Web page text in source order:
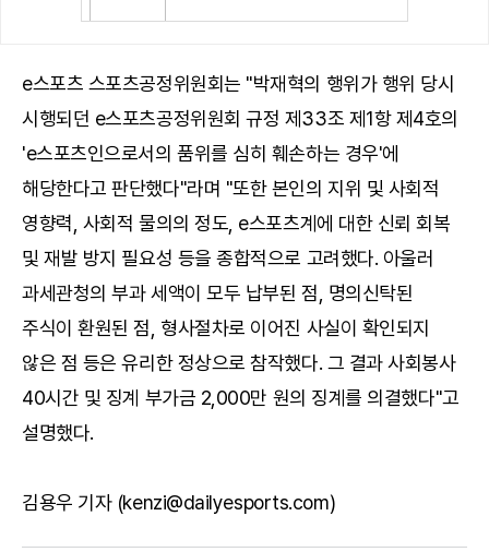
e스포츠 스포츠공정위원회는 "박재혁의 행위가 행위 당시
시행되던 e스포츠공정위원회 규정 제33조 제1항 제4호의
'e스포츠인으로서의 품위를 심히 훼손하는 경우'에
해당한다고 판단했다"라며 "또한 본인의 지위 및 사회적
영향력, 사회적 물의의 정도, e스포츠계에 대한 신뢰 회복
및 재발 방지 필요성 등을 종합적으로 고려했다. 아울러
과세관청의 부과 세액이 모두 납부된 점, 명의신탁된
주식이 환원된 점, 형사절차로 이어진 사실이 확인되지
않은 점 등은 유리한 정상으로 참작했다. 그 결과 사회봉사
40시간 및 징계 부가금 2,000만 원의 징계를 의결했다"고
설명했다.
김용우 기자 (kenzi@dailyesports.com)